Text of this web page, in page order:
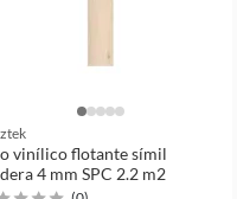
vinílico flotante símil
madera 4 mm SPC 2.2 m2